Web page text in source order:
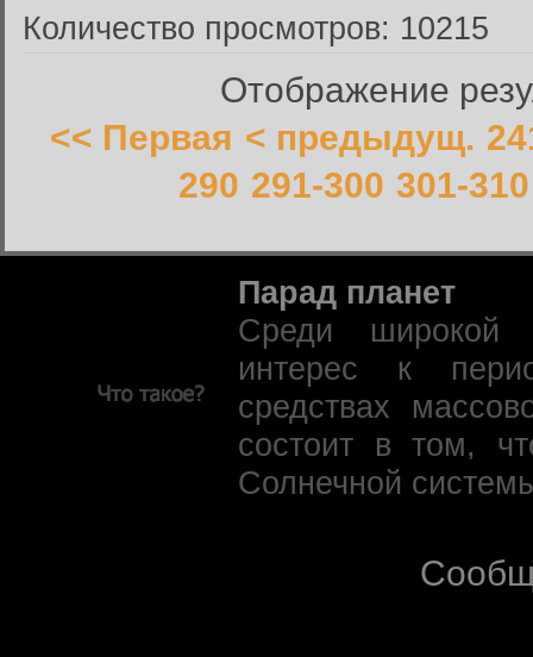
Количество просмотров: 10215
Отображение
<< Первая < предыдущ.
290 291-300 301-310
Парад планет
Среди широкой
интерес к
средствах
состоит в том,
Солнечной